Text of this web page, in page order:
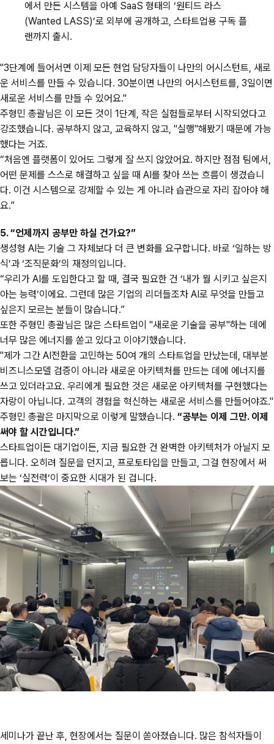
에서 만든 시스템을 아예 SaaS 형태의 ‘원티드 라스
(Wanted LASS)’로 외부에 공개하고, 스타트업용 구독 플
랜까지 출시.
"3단계에 들어서면 이제 모든 현업 담당자들이 나만의 어시스턴트, 새로
운 서비스를 만들 수 있습니다. 30분이면 나만의 어시스턴트를, 3일이면
새로운 서비스를 만들 수 있어요."
주형민 총괄님은 이 모든 것이 1단계, 작은 실험들로부터 시작되었다고
강조했습니다. 공부하지 않고, 교육하지 않고, "실행"해봤기 때문에 가능
했다는 거죠.
“처음엔 플랫폼이 있어도 그렇게 잘 쓰지 않았어요. 하지만 점점 팀에서,
어떤 문제를 스스로 해결하고 싶을 때 AI를 찾아 쓰는 흐름이 생겼습니
다. 이건 시스템으로 강제할 수 있는 게 아니라 습관으로 자리 잡아야 해
요.”
5. “언제까지 공부만 하실 건가요?”
생성형 AI는 기술 그 자체보다 더 큰 변화를 요구합니다. 바로 ‘일하는 방
식’과 ‘조직문화’의 재정의입니다.
“우리가 AI를 도입한다고 할 때, 결국 필요한 건 ‘내가 뭘 시키고 싶은지
아는 능력’이에요. 그런데 많은 기업의 리더들조차 AI로 무엇을 만들고
싶은지 모르는 분들이 많습니다.”
또한 주형민 총괄님은 많은 스타트업이 "새로운 기술을 공부"하는 데에
너무 많은 에너지를 쏟고 있다고 이야기했습니다.
"제가 그간 AI전환을 고민하는 50여 개의 스타트업을 만났는데, 대부분
비즈니스모델 검증이 아니라 새로운 아키텍처를 만드는 데에 에너지를
쓰고 있더라고요. 우리에게 필요한 것은 새로운 아키텍처를 구현했다는
자랑이 아닙니다. 고객의 경험을 혁신하는 새로운 서비스를 만들어야죠."
주형민 총괄은 마지막으로 이렇게 말했습니다. “공부는 이제 그만. 이제
써야 할 시간입니다.”
스타트업이든 대기업이든, 지금 필요한 건 완벽한 아키텍처가 아닐지 모
릅니다. 오히려 질문을 던지고, 프로토타입을 만들고, 그걸 현장에서 써
보는 ‘실전력’이 중요한 시대가 된 겁니다.
세미나가 끝난 후, 현장에서는 질문이 쏟아졌습니다. 많은 참석자들이